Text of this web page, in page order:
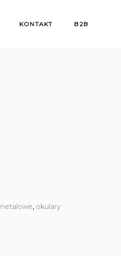
KONTAKT B2B
, okulary